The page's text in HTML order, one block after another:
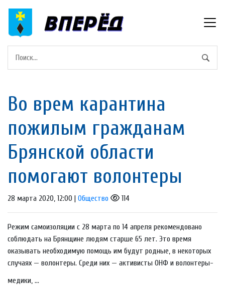
Во врем карантина
пожилым гражданам
Брянской области
помогают волонтеры
28 марта 2020, 12:00 | Общество 114
Режим самоизоляции с 28 марта по 14 апреля рекомендовано
соблюдать на Брянщине людям старше 65 лет. Это время
оказывать необходимую помощь им будут родные, в некоторых
случаях — волонтеры. Среди них — активисты ОНФ и волонтеры-
медики, ...